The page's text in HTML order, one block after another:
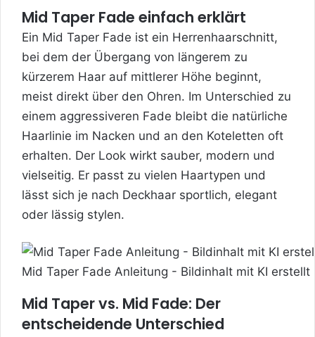
Mid Taper Fade einfach erklärt
Ein Mid Taper Fade ist ein Herrenhaarschnitt,
bei dem der Übergang von längerem zu
kürzerem Haar auf mittlerer Höhe beginnt,
meist direkt über den Ohren. Im Unterschied zu
einem aggressiveren Fade bleibt die natürliche
Haarlinie im Nacken und an den Koteletten oft
erhalten. Der Look wirkt sauber, modern und
vielseitig. Er passt zu vielen Haartypen und
lässt sich je nach Deckhaar sportlich, elegant
oder lässig stylen.
Mid Taper Fade Anleitung - Bildinhalt mit KI erstellt
Mid Taper vs. Mid Fade: Der
entscheidende Unterschied